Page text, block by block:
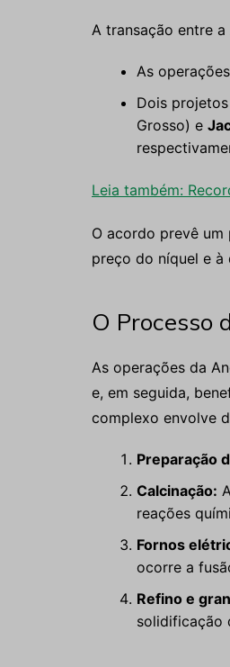
A transação entre
As
Dois
Grosso) e
Leia também:
O acordo prevê
preço do níquel e
O Processo
As operações da
e, em seguida,
complexo envolve
Preparação
Calcinação:
reações
Fornos
ocorre a
Refino e
solidificação